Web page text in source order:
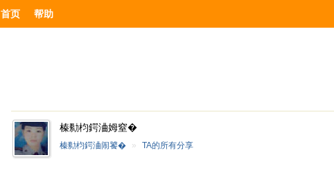
首页 帮助
榛勬枃鍔浀姆窒�
榛勬枃鍔浀闹饕� » TA的所有分享